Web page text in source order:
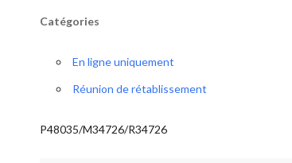
Catégories
En ligne uniquement
Réunion de rétablissement
P48035/M34726/R34726